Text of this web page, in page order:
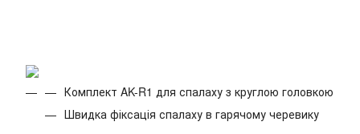
Комплект AK-R1 для спалаху з круглою головкою
Швидка фіксація спалаху в гарячому черевику